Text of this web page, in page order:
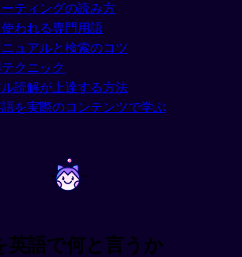
ーティングの読み方
われる専門用語
ュアルと検索のコツ
クニック
読解が上達する方法
を実際のコンテンツで学ぶ
~ ~
英語で何と言うか